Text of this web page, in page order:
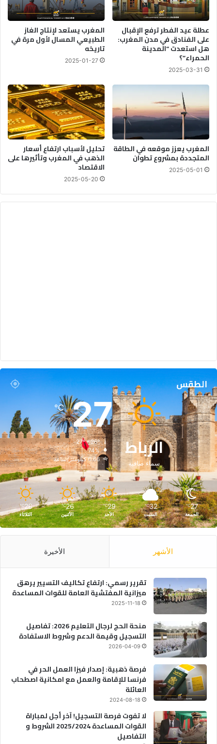
عطلة عيد الفطر ترفع الإقبال
على الفنادق في مدن المغرب:
هل استعدت “المدينة
الحمراء”؟
2025-03-31
المغرب يستعد لإنتاج الغاز
الطبيعي المسال لأول مرة في
تاريخه
2025-01-27
المغرب يعزز موقعه في الطاقة
المتجددة بمشروع تطوان
2025-05-01
تحليل لأسباب ارتفاع أسعار
الذهب في المغرب وتأثيرها على
الاقتصاد
2025-05-20
الطقس
الرباط
سماء صافية
27
℃
27º - 26º
74%
0.66 كيلومتر/ساعة
27
℃
الجمعة
32
℃
السبت
29
℃
الأحد
26
℃
الأثنين
26
℃
الثلاثاء
الأشهر الأخيرة
تقرير رسمي: ارتفاع تكاليف التسيير يرهق
ميزانية المفتشية العامة للقوات المساعدة
2025-11-18
منحة الحج لرجال التعليم 2026: تفاصيل
التسجيل وقيمة الدعم وشروط الاستفادة
2026-04-09
فرصة ذهبية: إصدار فيزا العمل الحر في
فرنسا للإقامة والعمل مع امكانية اصطحاب
العائلة
2024-08-18
لا تفوت فرصة التسجيل! آخر أجل لمباراة
القوات المساعدة 2025/2024 الشروط و
التفاصيل